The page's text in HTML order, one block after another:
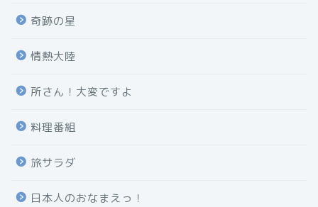
奇跡の星
情熱大陸
所さん！大変ですよ
料理番組
旅サラダ
日本人のおなまえっ！